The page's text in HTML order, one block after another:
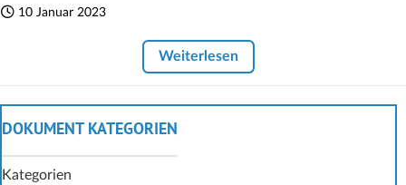
10 Januar 2023
Weiterlesen
DOKUMENT KATEGORIEN
Kategorien